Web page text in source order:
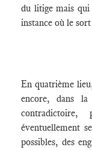
du litige mais qui
instance où le
En quatrième
encore, dans
éventuellement
possibles, des